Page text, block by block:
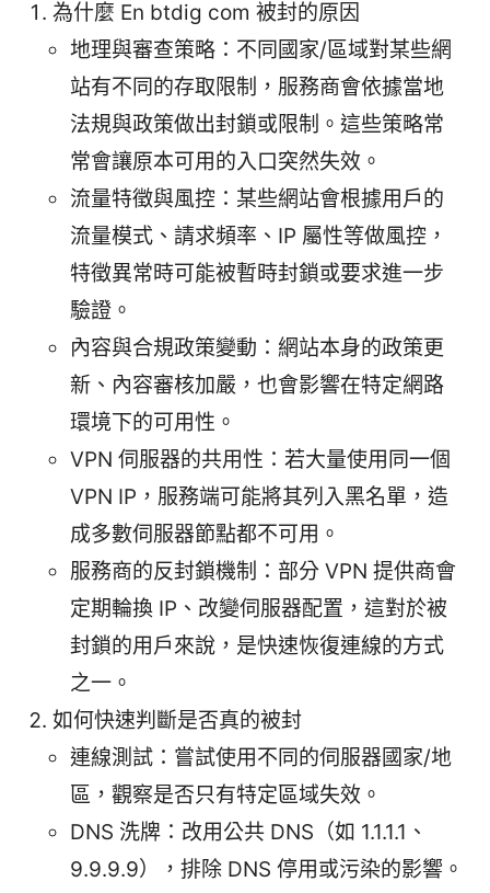
為什麼 En btdig com 被封的原因
地理與審查策略：不同國家/區域對某些網
站有不同的存取限制，服務商會依據當地
法規與政策做出封鎖或限制。這些策略常
常會讓原本可用的入口突然失效。
流量特徵與風控：某些網站會根據用戶的
流量模式、請求頻率、IP 屬性等做風控，
特徵異常時可能被暫時封鎖或要求進一步
驗證。
內容與合規政策變動：網站本身的政策更
新、內容審核加嚴，也會影響在特定網路
環境下的可用性。
VPN 伺服器的共用性：若大量使用同一個
VPN IP，服務端可能將其列入黑名單，造
成多數伺服器節點都不可用。
服務商的反封鎖機制：部分 VPN 提供商會
定期輪換 IP、改變伺服器配置，這對於被
封鎖的用戶來說，是快速恢復連線的方式
之一。
如何快速判斷是否真的被封
連線測試：嘗試使用不同的伺服器國家/地
區，觀察是否只有特定區域失效。
DNS 洗牌：改用公共 DNS（如 1.1.1.1、
9.9.9.9），排除 DNS 停用或污染的影響。